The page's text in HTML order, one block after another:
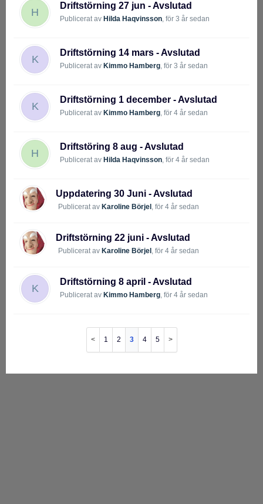
H
Driftstörning 27 jun - Avslutad
Publicerat av Hilda Haqvinsson, för 3 år sedan
K
Driftstörning 14 mars - Avslutad
Publicerat av Kimmo Hamberg, för 3 år sedan
K
Driftstörning 1 december - Avslutad
Publicerat av Kimmo Hamberg, för 4 år sedan
H
Driftstöring 8 aug - Avslutad
Publicerat av Hilda Haqvinsson, för 4 år sedan
Uppdatering 30 Juni - Avslutad
Publicerat av Karoline Börjel , för 4 år sedan
Driftstörning 22 juni - Avslutad
Publicerat av Karoline Börjel , för 4 år sedan
K
Driftstörning 8 april - Avslutad
Publicerat av Kimmo Hamberg, för 4 år sedan
1 2 3 4 5